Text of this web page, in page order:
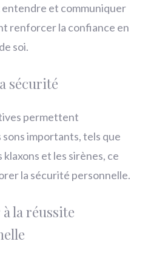
entendre et communiquer
renforcer la confiance en
soi.
sécurité
permettent
sons importants, tels que
klaxons et les sirènes, ce
la sécurité personnelle.
la réussite